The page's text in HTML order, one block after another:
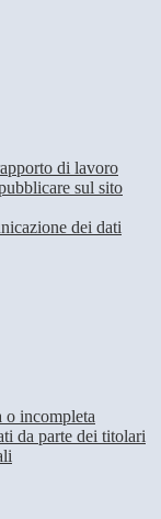
di lavoro
sul sito
dei dati
o incompleta
da parte dei titolari